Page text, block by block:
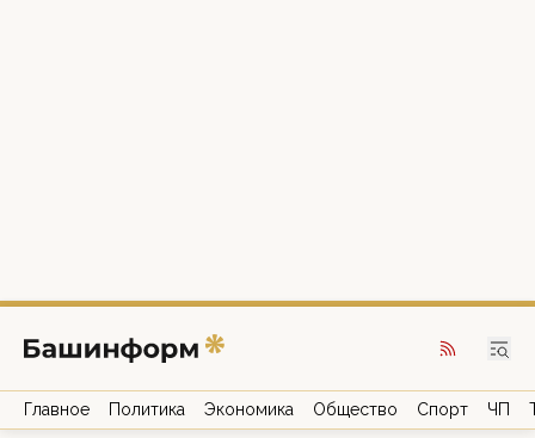
Главное Политика Экономика Общество Спорт ЧП